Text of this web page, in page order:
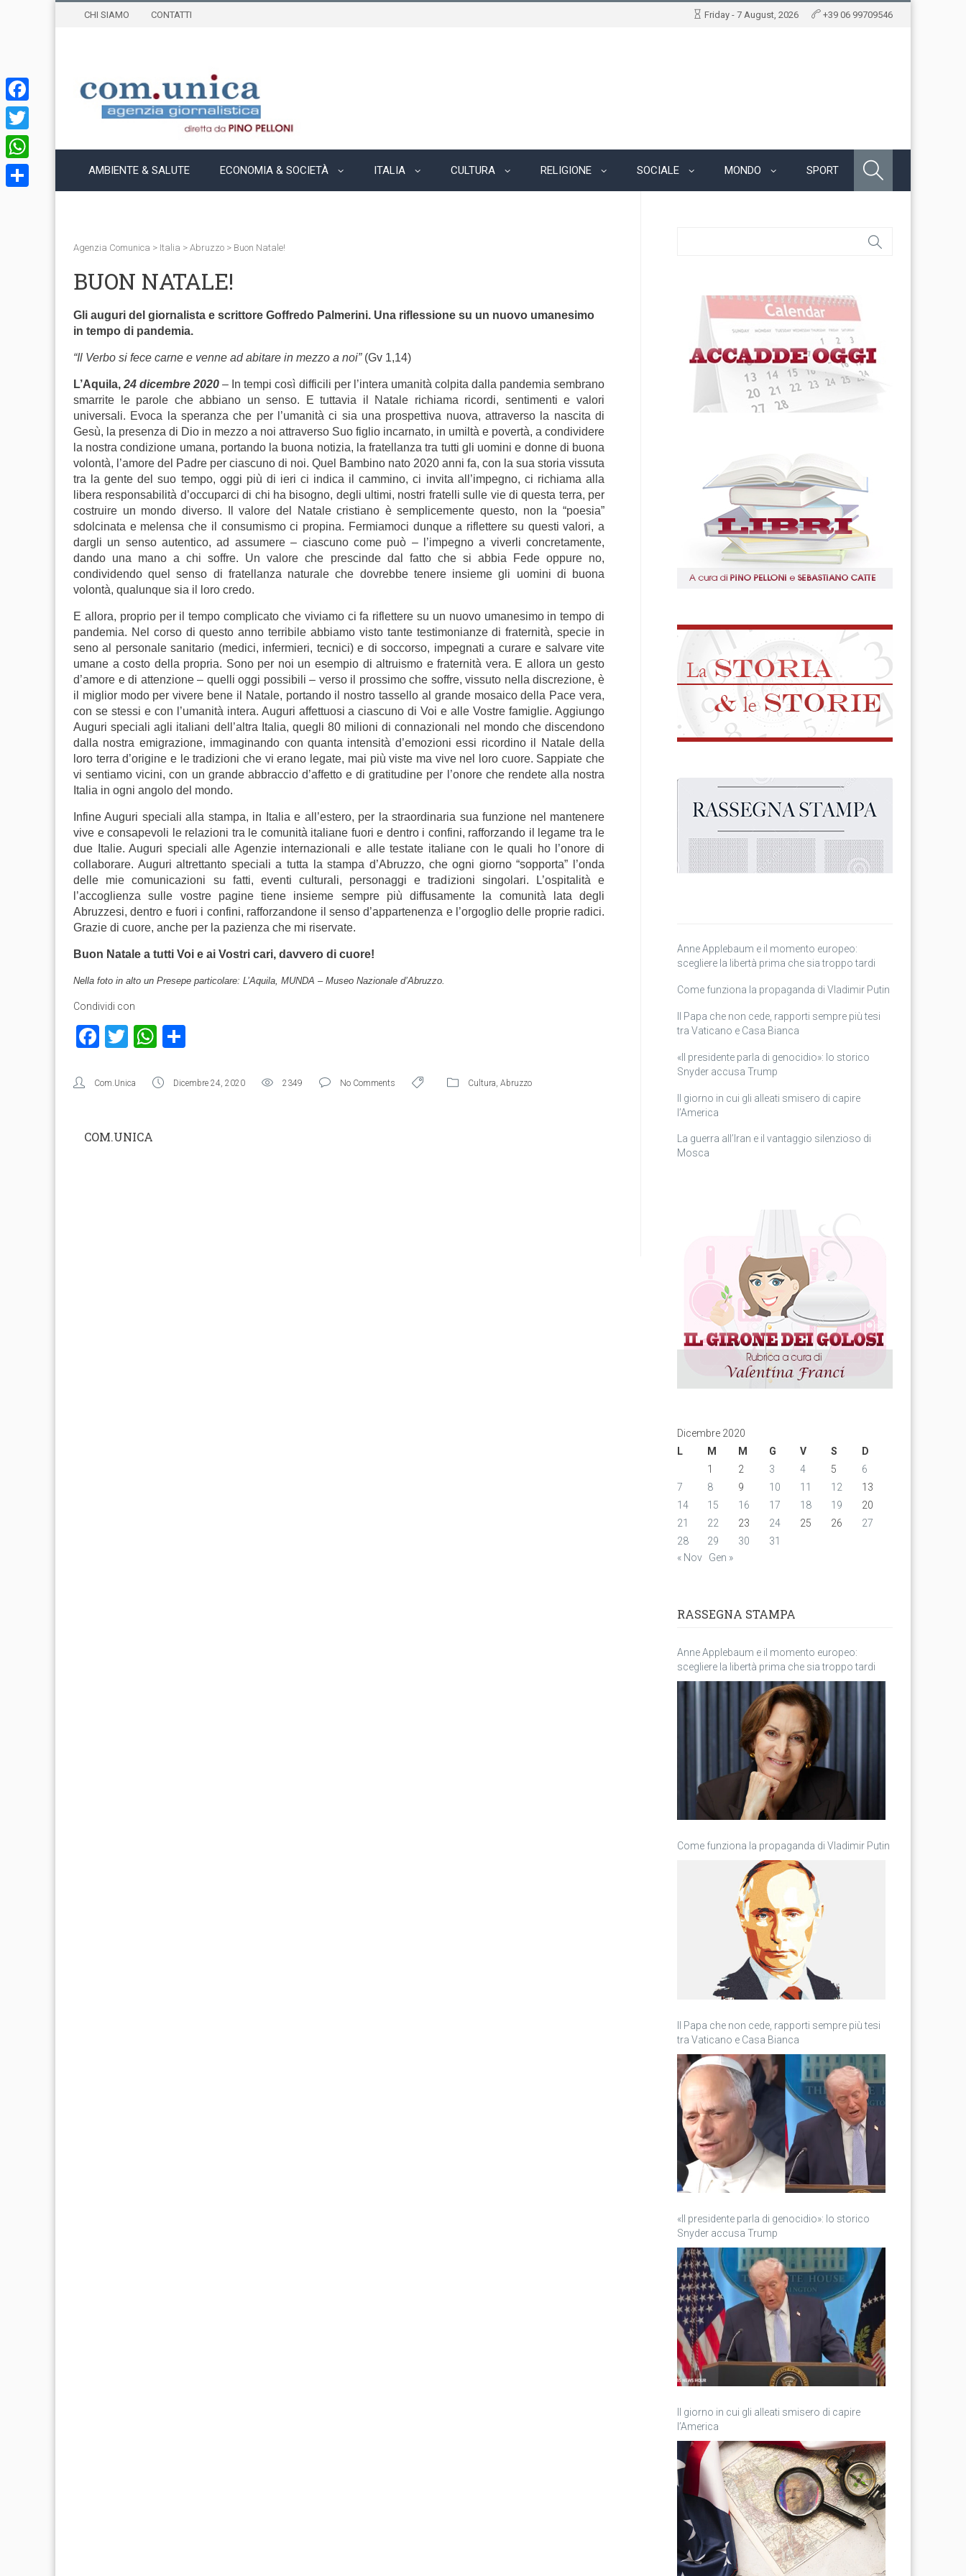
CHI SIAMO CONTATTI Friday - 7 August, 2026 +39 06 99709546
AMBIENTE & SALUTE ECONOMIA & SOCIETÀ ITALIA CULTURA RELIGIONE SOCIALE MONDO SPORT
Agenzia Comunica > Italia > Abruzzo > Buon Natale!
BUON NATALE!
Gli auguri del giornalista e scrittore Goffredo Palmerini. Una riflessione su un nuovo umanesimo
in tempo di pandemia.
“Il Verbo si fece carne e venne ad abitare in mezzo a noi”(Gv 1,14)
L’Aquila,24 dicembre 2020 – In tempi così difficili per l’intera umanità colpita dalla pandemia sembrano
smarrite le parole che abbiano un senso. E tuttavia il Natale richiama ricordi, sentimenti e valori
universali. Evoca la speranza che per l’umanità ci sia una prospettiva nuova, attraverso la nascita di
Gesù, la presenza di Dio in mezzo a noi attraverso Suo figlio incarnato, in umiltà e povertà, a condividere
la nostra condizione umana, portando la buona notizia, la fratellanza tra tutti gli uomini e donne di buona
volontà, l’amore del Padre per ciascuno di noi. Quel Bambino nato 2020 anni fa, con la sua storia vissuta
tra la gente del suo tempo, oggi più di ieri ci indica il cammino, ci invita all’impegno, ci richiama alla
libera responsabilità d’occuparci di chi ha bisogno, degli ultimi, nostri fratelli sulle vie di questa terra, per
costruire un mondo diverso. Il valore del Natale cristiano è semplicemente questo, non la “poesia”
sdolcinata e melensa che il consumismo ci propina. Fermiamoci dunque a riflettere su questi valori, a
dargli un senso autentico, ad assumere – ciascuno come può – l’impegno a viverli concretamente,
dando una mano a chi soffre. Un valore che prescinde dal fatto che si abbia Fede oppure no,
condividendo quel senso di fratellanza naturale che dovrebbe tenere insieme gli uomini di buona
volontà, qualunque sia il loro credo.
E allora, proprio per il tempo complicato che viviamo ci fa riflettere su un nuovo umanesimo in tempo di
pandemia. Nel corso di questo anno terribile abbiamo visto tante testimonianze di fraternità, specie in
seno al personale sanitario (medici, infermieri, tecnici) e di soccorso, impegnati a curare e salvare vite
umane a costo della propria. Sono per noi un esempio di altruismo e fraternità vera. E allora un gesto
d’amore e di attenzione – quelli oggi possibili – verso il prossimo che soffre, vissuto nella discrezione, è
il miglior modo per vivere bene il Natale, portando il nostro tassello al grande mosaico della Pace vera,
con se stessi e con l’umanità intera. Auguri affettuosi a ciascuno di Voi e alle Vostre famiglie. Aggiungo
Auguri speciali agli italiani dell’altra Italia, quegli 80 milioni di connazionali nel mondo che discendono
dalla nostra emigrazione, immaginando con quanta intensità d’emozioni essi ricordino il Natale della
loro terra d’origine e le tradizioni che vi erano legate, mai più viste ma vive nel loro cuore. Sappiate che
vi sentiamo vicini, con un grande abbraccio d’affetto e di gratitudine per l’onore che rendete alla nostra
Italia in ogni angolo del mondo.
Infine Auguri speciali alla stampa, in Italia e all’estero, per la straordinaria sua funzione nel mantenere
vive e consapevoli le relazioni tra le comunità italiane fuori e dentro i confini, rafforzando il legame tra le
due Italie. Auguri speciali alle Agenzie internazionali e alle testate italiane con le quali ho l’onore di
collaborare. Auguri altrettanto speciali a tutta la stampa d’Abruzzo, che ogni giorno “sopporta” l’onda
delle mie comunicazioni su fatti, eventi culturali, personaggi e tradizioni singolari. L’ospitalità e
l’accoglienza sulle vostre pagine tiene insieme sempre più diffusamente la comunità lata degli
Abruzzesi, dentro e fuori i confini, rafforzandone il senso d’appartenenza e l’orgoglio delle proprie radici.
Grazie di cuore, anche per la pazienza che mi riservate.
Buon Natale a tutti Voi e ai Vostri cari, davvero di cuore!
Nella foto in alto un Presepe particolare: L’Aquila, MUNDA – Museo Nazionale d’Abruzzo.
Condividi con
Facebook
TwitterWhatsApp
Com.Unica Dicembre 24, 2020 2349 No Comments Cultura, Abruzzo
COM.UNICA
Anne Applebaum e il momento europeo:
scegliere la libertà prima che sia troppo tardi
Come funziona la propaganda di Vladimir Putin
Il Papa che non cede, rapporti sempre più tesi
tra Vaticano e Casa Bianca
«Il presidente parla di genocidio»: lo storico
Snyder accusa Trump
Il giorno in cui gli alleati smisero di capire
l’America
La guerra all’Iran e il vantaggio silenzioso di
Mosca
Dicembre 2020
L
M M G V S
D
1
2 3 4 5
6
7
8 9 10 11 12
13
14
15 16 17 18 19
20
21
22 23 24 25 26
27
28
29 30
31
« Nov
Gen »
RASSEGNA STAMPA
Anne Applebaum e il momento europeo:
scegliere la libertà prima che sia troppo tardi
Come funziona la propaganda di Vladimir Putin
Il Papa che non cede, rapporti sempre più tesi
tra Vaticano e Casa Bianca
«Il presidente parla di genocidio»: lo storico
Snyder accusa Trump
Il giorno in cui gli alleati smisero di capire
l’America
Facebook
Twitter
WhatsApp